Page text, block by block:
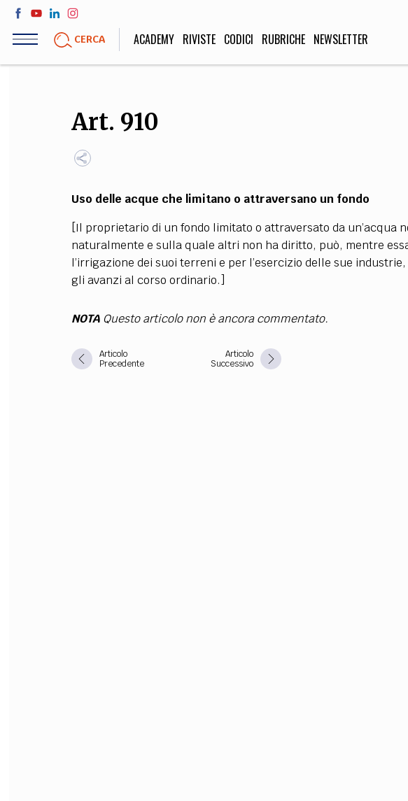
Salta
contenuto
CERCA ACADEMY RIVISTE CODICI RUBRICHE NEWSLETTER
LIFE STYLE
Sport, Cucina, Viaggi,
Moda
STORIA E FILOSOFIA
Scienze storiche,
umanistiche, Religione
Art. 910
Uso delle acque che limitano o attraversano un fondo
[Il proprietario di un fondo limitato o attraversato da un’acqua
naturalmente e sulla quale altri non ha diritto, può, mentre
l’irrigazione dei suoi terreni e per l’esercizio delle sue
gli avanzi al corso ordinario.]
NOTAQuesto articolo non è ancora commentato.
Articolo
Precedente
Articolo
Successivo